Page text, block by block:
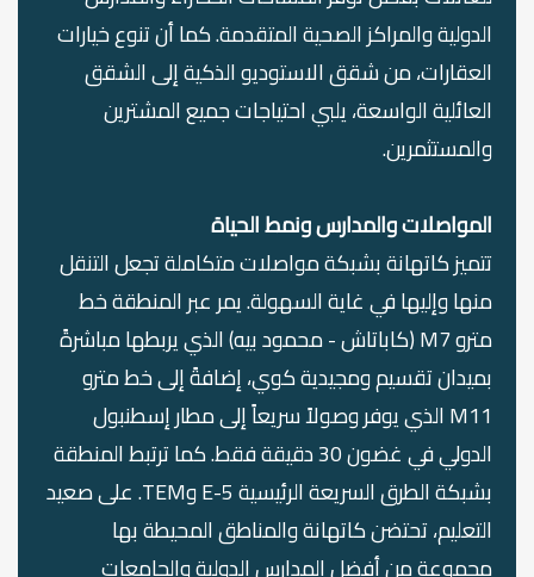
الدولية والمراكز الصحية المتقدمة. كما أن تنوع خيارات
العقارات، من شقق الاستوديو الذكية إلى الشقق
العائلية الواسعة، يلبي احتياجات جميع المشترين
والمستثمرين.
المواصلات والمدارس ونمط الحياة
تتميز كاتهانة بشبكة مواصلات متكاملة تجعل التنقل
منها وإليها في غاية السهولة. يمر عبر المنطقة خط
مترو M7 (كاباتاش - محمود بيه) الذي يربطها مباشرةً
بميدان تقسيم ومجيدية كوي، إضافةً إلى خط مترو
M11 الذي يوفر وصولاً سريعاً إلى مطار إسطنبول
الدولي في غضون 30 دقيقة فقط. كما ترتبط المنطقة
بشبكة الطرق السريعة الرئيسية E-5 وTEM. على صعيد
التعليم، تحتضن كاتهانة والمناطق المحيطة بها
مجموعة من أفضل المدارس الدولية والجامعات